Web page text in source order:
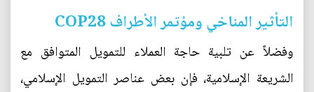
التأثير المناخي ومؤتمر الأطراف COP28
وفضلاً عن تلبية حاجة العملاء للتمويل المتوافق مع
الشريعة الإسلامية، فإن بعض عناصر التمويل الإسلامي،